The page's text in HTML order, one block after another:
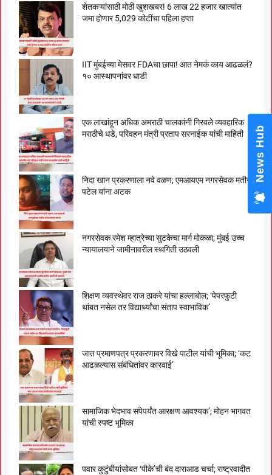
शेतकऱ्यांसाठी मोठी खुशखबर! 6 लाख 22 हजार खात्यांत
जमा होणार 5,029 कोटींचा पहिला हप्ता
IIT मुंबईच्या मेसवर FDAचा छापा! आत नेमकं काय आढळलं?
१० आस्थापनांवर धाडी
एक लाखांहून अधिक अमराठी चालकांनी गिरवले व्यवहारिक
मराठीचे धडे, परिवहन मंत्री प्रताप सरनाईक यांची माहिती
निदा खान प्रकरणाला नवे वळण; एमआयएम नगरसेवक मतीन
पटेल यांना अटक
नगरसेवक रमेश म्हात्रेच्या सुटकेचा मार्ग मोकळा; मुंबई उच्च
न्यायालयाने जामीनावरील स्थगिती उठवली
शिक्षण व्यवस्थेवर राज ठाकरे यांचा हल्लाबोल; ‘पेपरफुटी
थांबत नसेल तर विद्यार्थ्यांचा संताप स्वाभाविक’
जात प्रमाणपत्र प्रकरणावर विखे पाटील यांची भूमिका; ‘कट
आढळल्यास संबंधितांवर कारवाई’
सामाजिक भेदभाव संपेपर्यंत आरक्षण आवश्यक’; मोहन भागवत
यांची स्पष्ट भूमिका
पवार कुटुंबीयांसोबत ‘पीके’ची बंद दाराआड चर्चा; राष्ट्रवादीत
News Hub